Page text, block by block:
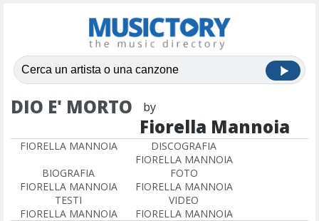
DIO E' MORTO by
Fiorella Mannoia
FIORELLA MANNOIA
DISCOGRAFIA
FIORELLA MANNOIA
BIOGRAFIA
FIORELLA MANNOIA
FOTO
FIORELLA MANNOIA
TESTI
FIORELLA MANNOIA
VIDEO
FIORELLA MANNOIA